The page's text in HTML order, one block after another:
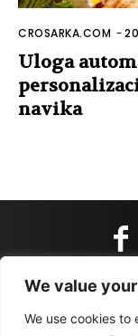
We value
We use cookies to
CROSARKA.COM -
Uloga
navika